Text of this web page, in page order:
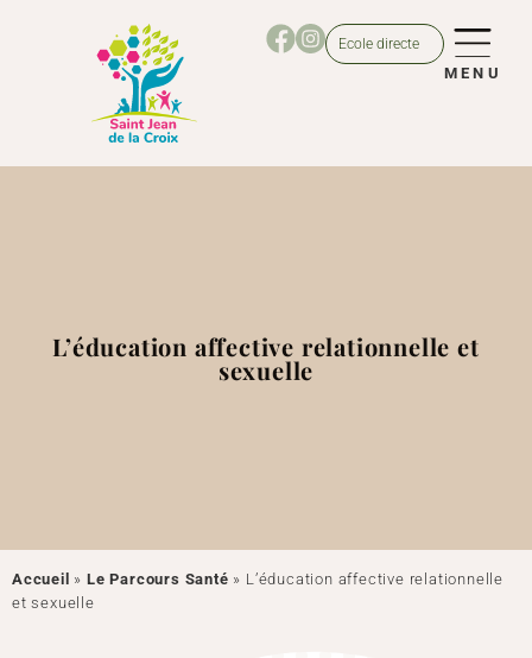
Ecole directe
MENU
L’éducation affective relationnelle et
sexuelle
Accueil »Le Parcours Santé » L’éducation affective relationnelle
et sexuelle